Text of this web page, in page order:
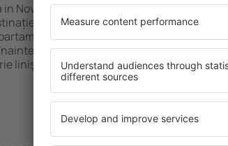
in Novohrad mai devreme, aveți garanţia că
vă puteţi relaxa, fără a fi nevoie să
sau altă unitate de cazare.
de călătoria spre Novohrad și vă veţi
liniştită.